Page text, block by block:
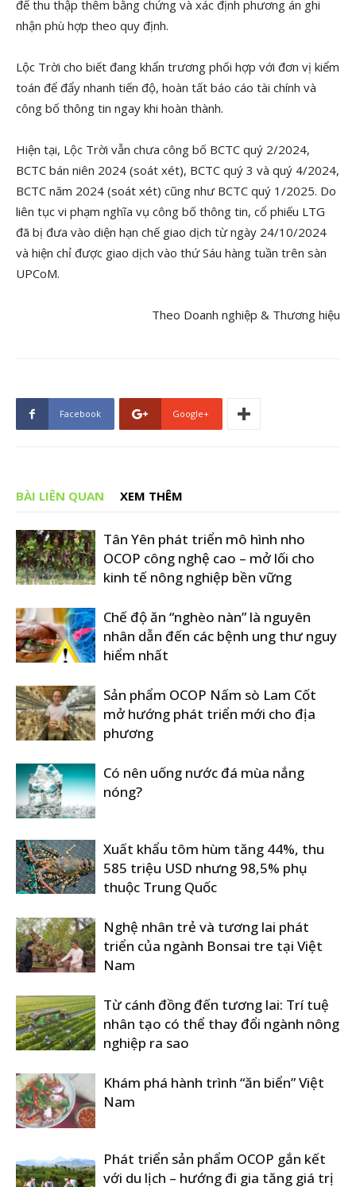
để thu thập thêm bằng chứng và xác định phương án ghi
nhận phù hợp theo quy định.
Lộc Trời cho biết đang khẩn trương phối hợp với đơn vị kiểm
toán để đẩy nhanh tiến độ, hoàn tất báo cáo tài chính và
công bố thông tin ngay khi hoàn thành.
Hiện tại, Lộc Trời vẫn chưa công bố BCTC quý 2/2024,
BCTC bán niên 2024 (soát xét), BCTC quý 3 và quý 4/2024,
BCTC năm 2024 (soát xét) cũng như BCTC quý 1/2025. Do
liên tục vi phạm nghĩa vụ công bố thông tin, cổ phiếu LTG
đã bị đưa vào diện hạn chế giao dịch từ ngày 24/10/2024
và hiện chỉ được giao dịch vào thứ Sáu hàng tuần trên sàn
UPCoM.
Theo Doanh nghiệp & Thương hiệu
Facebook Google+
BÀI LIÊN QUAN XEM THÊM
Tân Yên phát triển mô hình nho
OCOP công nghệ cao – mở lối cho
kinh tế nông nghiệp bền vững
Chế độ ăn “nghèo nàn” là nguyên
nhân dẫn đến các bệnh ung thư nguy
hiểm nhất
Sản phẩm OCOP Nấm sò Lam Cốt
mở hướng phát triển mới cho địa
phương
Có nên uống nước đá mùa nắng
nóng?
Xuất khẩu tôm hùm tăng 44%, thu
585 triệu USD nhưng 98,5% phụ
thuộc Trung Quốc
Nghệ nhân trẻ và tương lai phát
triển của ngành Bonsai tre tại Việt
Nam
Từ cánh đồng đến tương lai: Trí tuệ
nhân tạo có thể thay đổi ngành nông
nghiệp ra sao
Khám phá hành trình “ăn biển” Việt
Nam
Phát triển sản phẩm OCOP gắn kết
với du lịch – hướng đi gia tăng giá trị